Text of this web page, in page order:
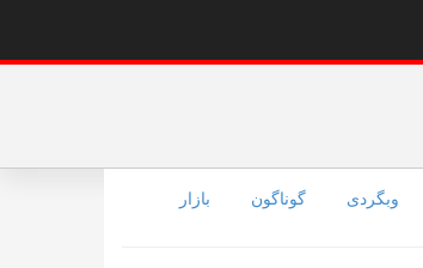
وبگردی گوناگون بازار